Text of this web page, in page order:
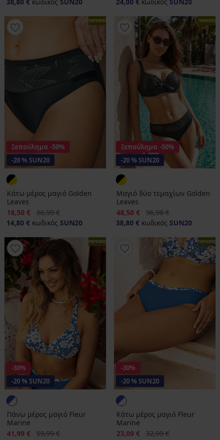
ΠΕΡΙΟΡΙΣΜΕΝΑ
Ξεπούλημα -50%
-20 % SUN20
Κάτω μέρος μαγιό Golden
Leaves
Έκπτωση
18,50 € Αρχική τιμή
36,99 €
14,80 € κωδικός SUN20
Ξεπούλημα -50%
-20 % SUN20
Μαγιό δύο τεμαχίων Golden
Leaves
Έκπτωση
48,50 € Αρχική τιμή
96,98 €
38,80 € κωδικός SUN20
ΠΕΡΙΟΡΙΣΜΕΝΑ
-30%
-20 % SUN20
Πάνω μέρος μαγιό Fleur
Marine
Έκπτωση
41,99 € Αρχική τιμή
59,99 €
-30%
-20 % SUN20
Κάτω μέρος μαγιό Fleur
Marine
Έκπτωση
23,09 € Αρχική τιμή
32,99 €